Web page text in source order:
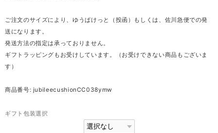
ご注文のサイズにより、ゆうぱけっと（投函）もしくは、佐川急便での発
送になります。
発送方法の指定は承っておりません。
ギフトラッピングもお受けしています。（お受けできない商品もございま
す）
商品番号: jubileecushionCC038ymw
ギフト包装選択